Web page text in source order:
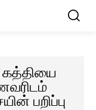
கத்தியை
பறிப்பு